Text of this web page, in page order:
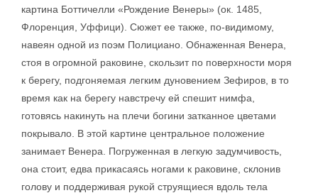
картина Боттичелли «Рождение Венеры» (ок. 1485,
Флоренция, Уффици). Сюжет ее также, по-видимому,
навеян одной из поэм Полициано. Обнаженная Венера,
стоя в огромной раковине, скользит по поверхности моря
к берегу, подгоняемая легким дуновением Зефиров, в то
время как на берегу навстречу ей спешит нимфа,
готовясь накинуть на плечи богини затканное цветами
покрывало. В этой картине центральное положение
занимает Венера. Погруженная в легкую задумчивость,
она стоит, едва прикасаясь ногами к раковине, склонив
голову и поддерживая рукой струящиеся вдоль тела